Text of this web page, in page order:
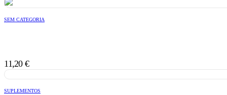
SEM CATEGORIA
11,20 €
SUPLEMENTOS